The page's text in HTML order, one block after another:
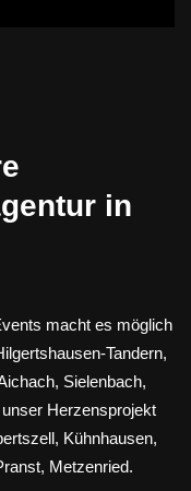
in
macht es möglich
Tandern,
Sielenbach,
Herzensprojekt
Kühnhausen,
Metzenried.